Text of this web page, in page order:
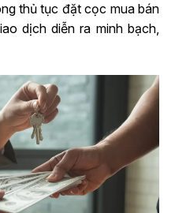
thủ tục đặt cọc mua bán
dịch diễn ra minh bạch,